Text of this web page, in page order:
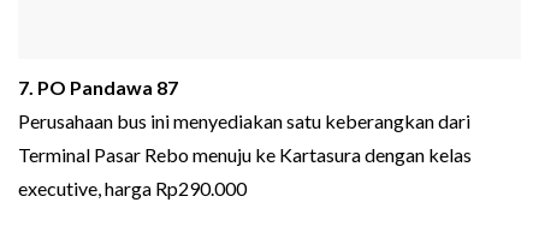
7. PO Pandawa 87
Perusahaan bus ini menyediakan satu keberangkan dari
Terminal Pasar Rebo menuju ke Kartasura dengan kelas
executive, harga Rp290.000